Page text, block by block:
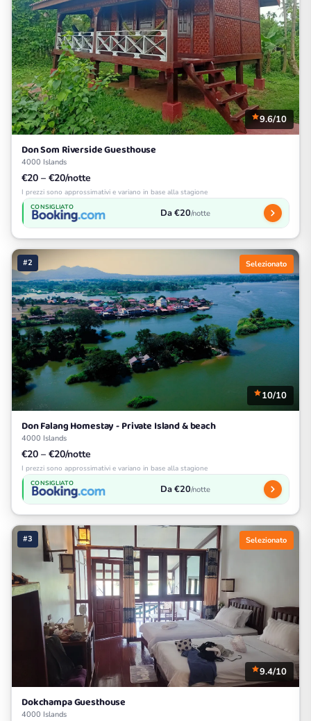
9.6/10
Don Som Riverside Guesthouse
4000 Islands
€20 – €20/notte
I prezzi sono approssimativi e variano in base alla stagione
CONSIGLIATO Da €20/notte
#2 Selezionato
10/10
Don Falang Homestay - Private Island & beach
4000 Islands
€20 – €20/notte
I prezzi sono approssimativi e variano in base alla stagione
CONSIGLIATO Da €20/notte
#3 Selezionato
9.4/10
Dokchampa Guesthouse
4000 Islands